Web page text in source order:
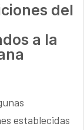
del
a la
establecidas